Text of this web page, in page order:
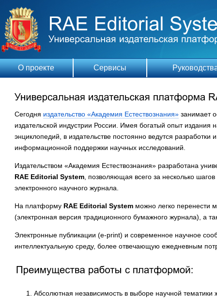
О проекте Сервисы
Сегодня издательство «Академия Естествознания» занимает
издательской индустрии России. Имея богатый опыт издания
энциклопедий, в издательстве постоянно ведутся
информационной поддержки научных исследований.
Издательством «Академия Естествознания» разработана
RAE Editorial System , позволяющая всего за несколько
электронного научного журнала.
На платформу RAE Editorial System можно легко перенести
(электронная версия традиционного бумажного журнала), а
Электронные публикации (e-print) и современное научное
интеллектуальную среду, более отвечающую ежедневным
Абсолютная независимость в выборе научной